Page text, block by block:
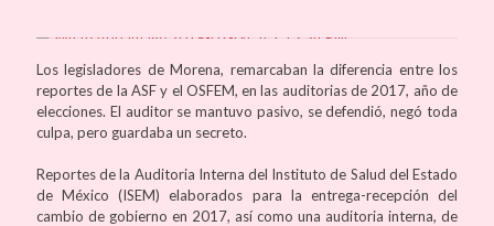
Los legisladores de Morena, remarcaban la diferencia entre los
reportes de la ASF y el OSFEM, en las auditorias de 2017, año de
elecciones. El auditor se mantuvo pasivo, se defendió, negó toda
culpa, pero guardaba un secreto.
Reportes de la Auditoria Interna del Instituto de Salud del Estado
de México (ISEM) elaborados para la entrega-recepción del
cambio de gobierno en 2017, así como una auditoria interna, de